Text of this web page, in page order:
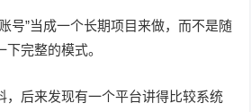
号”当成一个长期项目来做，而不是随
完整的模式。
，后来发现有一个平台讲得比较系统